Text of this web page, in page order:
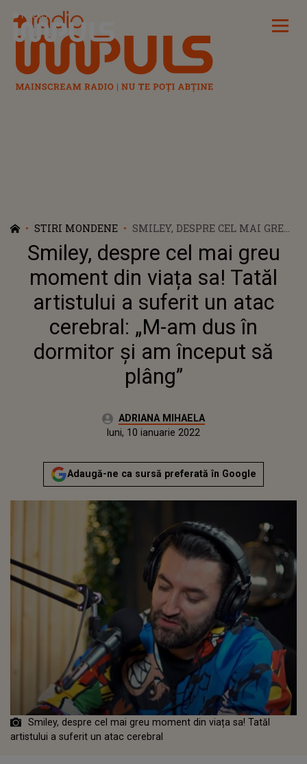
Radio Impuls
STIRI MONDENE
SMILEY, DESPRE CEL MAI GREU
MOMENT DIN VIAȚA SA! TATĂL
ARTISTULUI A SUFERIT UN
ATAC CEREBRAL: „M-AM DUS ÎN
DORMITOR ȘI AM ÎNCEPUT SĂ
PLÂNG”
Smiley, despre cel mai greu
moment din viața sa! Tatăl
artistului a suferit un atac
cerebral: „M-am dus în
dormitor și am început să
plâng”
Autor:ADRIANA MIHAELA
Actualizat:
luni, 10 ianuarie 2022
Adaugă-ne ca sursă preferată în Google
Smiley, despre cel mai greu moment din viața sa! Tatăl
artistului a suferit un atac cerebral